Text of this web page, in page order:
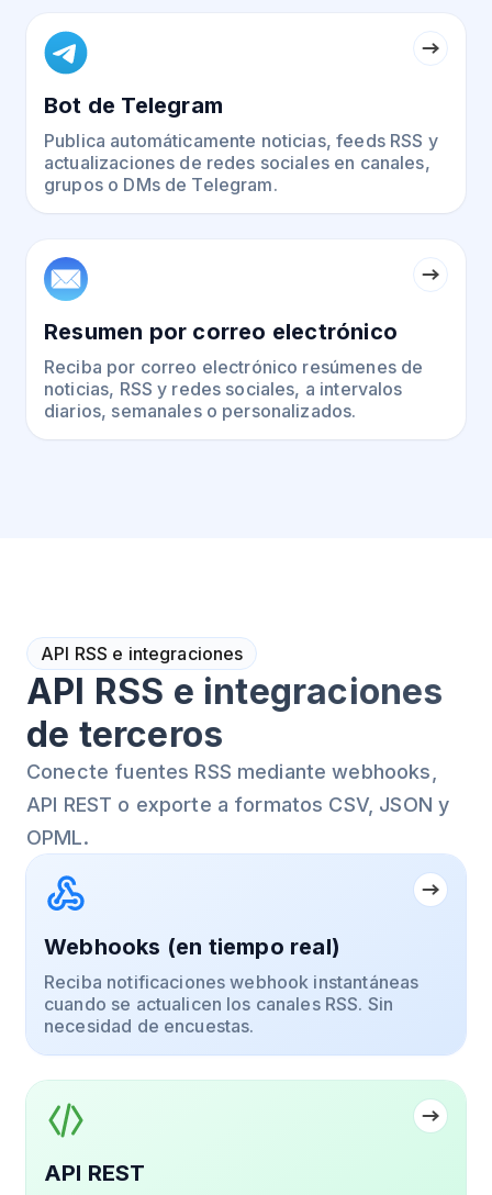
Bot de Telegram
Publica automáticamente noticias, feeds RSS y
actualizaciones de redes sociales en canales,
grupos o DMs de Telegram.
Resumen por correo electrónico
Reciba por correo electrónico resúmenes de
noticias, RSS y redes sociales, a intervalos
diarios, semanales o personalizados.
API RSS e integraciones
API RSS e integraciones
de terceros
Conecte fuentes RSS mediante webhooks,
API REST o exporte a formatos CSV, JSON y
OPML.
Webhooks (en tiempo real)
Reciba notificaciones webhook instantáneas
cuando se actualicen los canales RSS. Sin
necesidad de encuestas.
API REST